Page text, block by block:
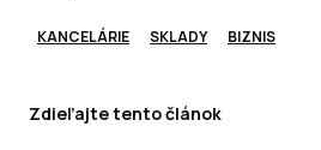
KANCELÁRIE SKLADY BIZNIS
Zdieľajte tento článok